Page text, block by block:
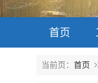
首页
当前页： 首页